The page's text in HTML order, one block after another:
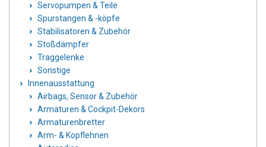
Servopumpen & Teile
Spurstangen & -köpfe
Stabilisatoren & Zubehör
Stoßdämpfer
Traggelenke
Sonstige
Innenausstattung
Airbags, Sensor & Zubehör
Armaturen & Cockpit-Dekors
Armaturenbretter
Arm- & Kopflehnen